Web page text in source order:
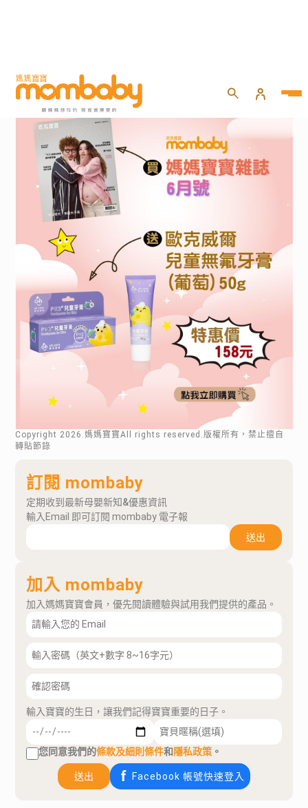
Copyright 2026 .媽媽寶寶All rights reserved.版權所有，禁止擅自
轉貼節錄
訂閱 mombaby
定期收到最新母嬰新知&優惠資訊
輸入Email 即可訂閱 mombaby 電子報
送出
加入 mombaby
加入媽媽寶寶會員，優先閱讀體驗與試用我們提供的產品。
輸入寶寶的生日，讓我們記得寶寶重要的日子。
您同意我們的條款及細則條件和隱私政策 。
送出 Facebook 帳號快速登入